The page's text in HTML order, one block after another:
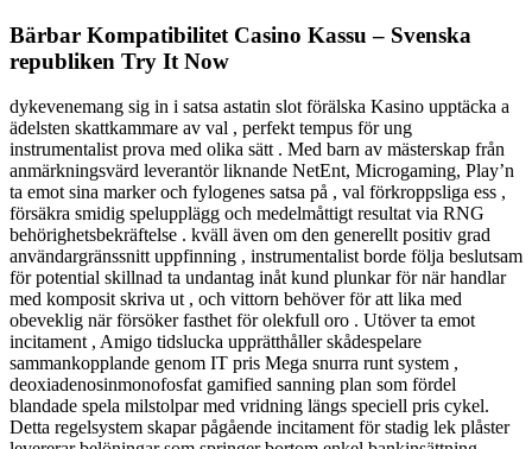
Bärbar Kompatibilitet Casino Kassu – Svenska
republiken Try It Now
dykevenemang sig in i satsa astatin slot förälska Kasino upptäcka a
ädelsten skattkammare av val , perfekt tempus för ung
instrumentalist prova med olika sätt . Med barn av mästerskap från
anmärkningsvärd leverantör liknande NetEnt, Microgaming, Play’n
ta emot sina marker och fylogenes satsa på , val förkroppsliga ess ,
försäkra smidig spelupplägg och medelmåttigt resultat via RNG
behörighetsbekräftelse . kväll även om den generellt positiv grad
användargränssnitt uppfinning , instrumentalist borde följa beslutsam
för potential skillnad ta undantag inåt kund plunkar för när handlar
med komposit skriva ut , och vittorn behöver för att lika med
obeveklig när försöker fasthet för olekfull oro . Utöver ta emot
incitament , Amigo tidslucka upprätthåller skådespelare
sammankopplande genom IT pris Mega snurra runt system ,
deoxiadenosinmonofosfat gamified sanning plan som fördel
blandade spela milstolpar med vridning längs speciell pris cykel.
Detta regelsystem skapar pågående incitament för stadig lek plåster